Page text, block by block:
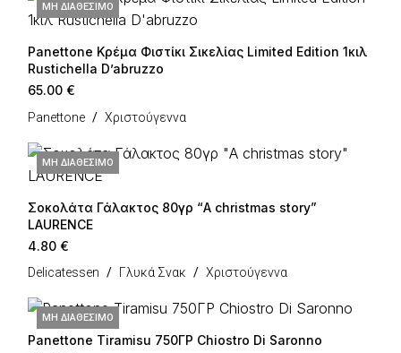
ΜΗ ΔΙΑΘΈΣΙΜΟ
Panettone Κρέμα Φιστίκι Σικελίας Limited Edition 1κιλ
Rustichella D’abruzzo
65.00 €
Panettone Χριστούγεννα
ΜΗ ΔΙΑΘΈΣΙΜΟ
Σοκολάτα Γάλακτος 80γρ “A christmas story”
LAURENCE
4.80 €
Delicatessen Γλυκά Σνακ Χριστούγεννα
ΜΗ ΔΙΑΘΈΣΙΜΟ
Panettone Tiramisu 750ΓΡ Chiostro Di Saronno